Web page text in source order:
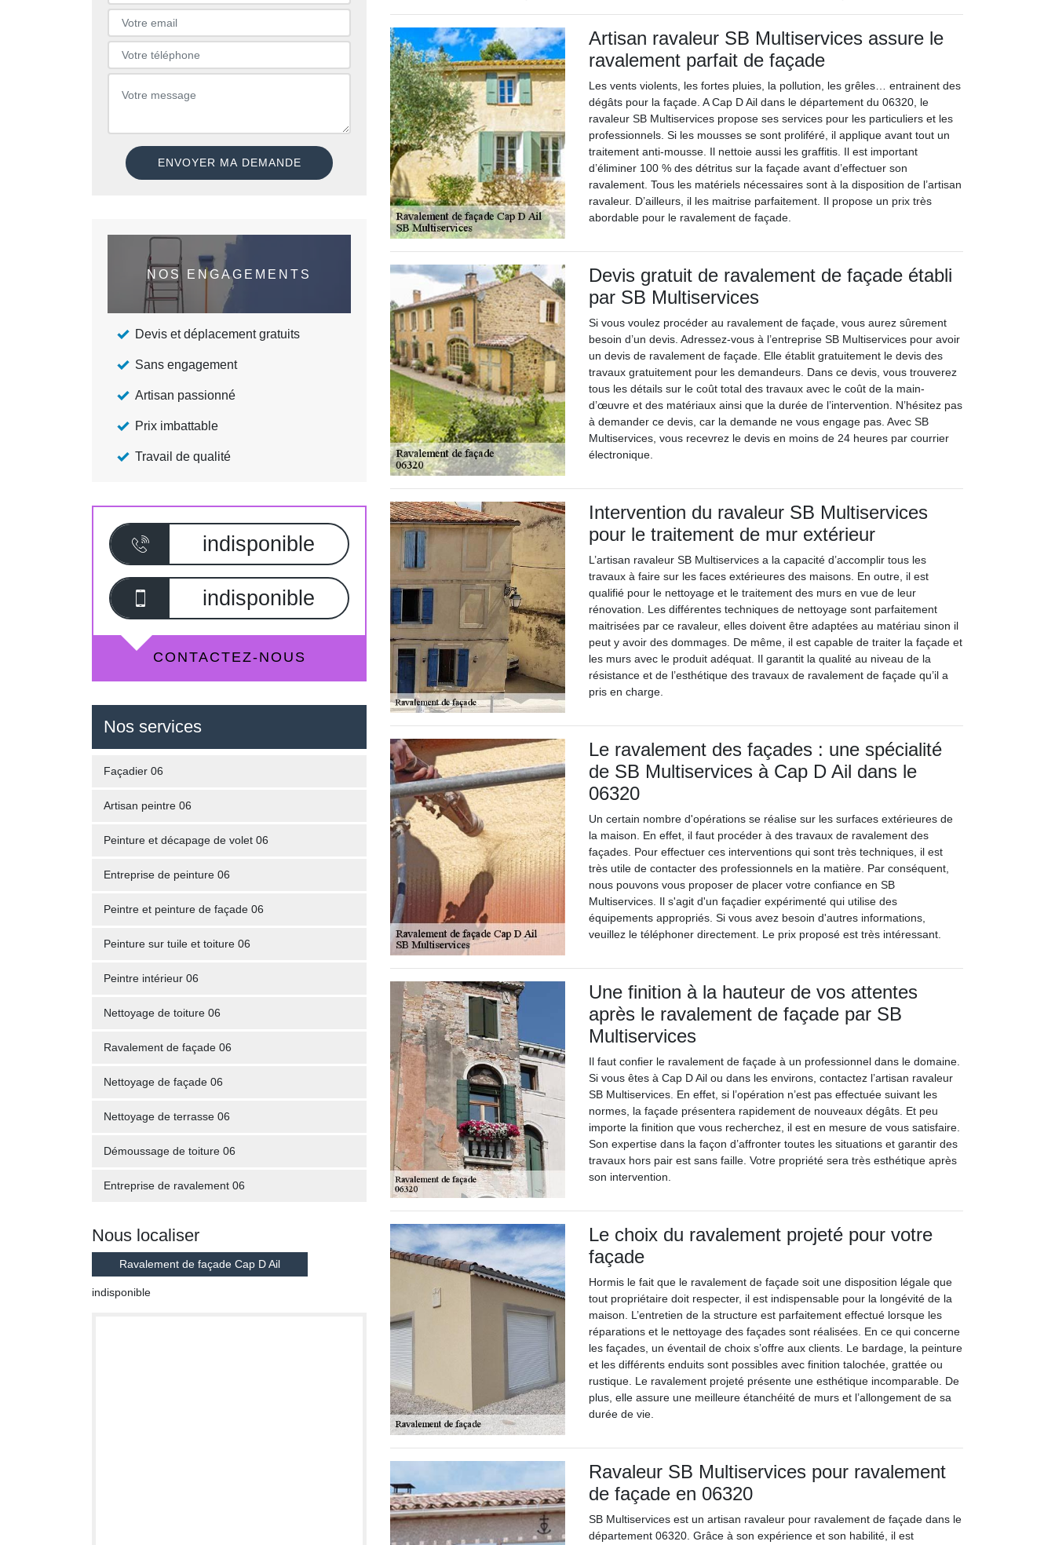
NOS ENGAGEMENTS
Devis et déplacement gratuits
Sans engagement
Artisan passionné
Prix imbattable
Travail de qualité
indisponible
indisponible
CONTACTEZ-NOUS
Nos services
Façadier 06
Artisan peintre 06
Peinture et décapage de volet 06
Entreprise de peinture 06
Peintre et peinture de façade 06
Peinture sur tuile et toiture 06
Peintre intérieur 06
Nettoyage de toiture 06
Ravalement de façade 06
Nettoyage de façade 06
Nettoyage de terrasse 06
Démoussage de toiture 06
Entreprise de ravalement 06
Nous localiser
Ravalement de façade Cap D Ail
indisponible
Artisan ravaleur SB Multiservices assure le
ravalement parfait de façade
Les vents violents, les fortes pluies, la pollution, les grêles… entrainent des
dégâts pour la façade. A Cap D Ail dans le département du 06320, le
ravaleur SB Multiservices propose ses services pour les particuliers et les
professionnels. Si les mousses se sont proliféré, il applique avant tout un
traitement anti-mousse. Il nettoie aussi les graffitis. Il est important
d’éliminer 100 % des détritus sur la façade avant d’effectuer son
ravalement. Tous les matériels nécessaires sont à la disposition de l’artisan
ravaleur. D’ailleurs, il les maitrise parfaitement. Il propose un prix très
abordable pour le ravalement de façade.
Devis gratuit de ravalement de façade établi
par SB Multiservices
Si vous voulez procéder au ravalement de façade, vous aurez sûrement
besoin d’un devis. Adressez-vous à l’entreprise SB Multiservices pour avoir
un devis de ravalement de façade. Elle établit gratuitement le devis des
travaux gratuitement pour les demandeurs. Dans ce devis, vous trouverez
tous les détails sur le coût total des travaux avec le coût de la main-
d’œuvre et des matériaux ainsi que la durée de l’intervention. N’hésitez pas
à demander ce devis, car la demande ne vous engage pas. Avec SB
Multiservices, vous recevrez le devis en moins de 24 heures par courrier
électronique.
Intervention du ravaleur SB Multiservices
pour le traitement de mur extérieur
L’artisan ravaleur SB Multiservices a la capacité d’accomplir tous les
travaux à faire sur les faces extérieures des maisons. En outre, il est
qualifié pour le nettoyage et le traitement des murs en vue de leur
rénovation. Les différentes techniques de nettoyage sont parfaitement
maitrisées par ce ravaleur, elles doivent être adaptées au matériau sinon il
peut y avoir des dommages. De même, il est capable de traiter la façade et
les murs avec le produit adéquat. Il garantit la qualité au niveau de la
résistance et de l’esthétique des travaux de ravalement de façade qu’il a
pris en charge.
Le ravalement des façades : une spécialité
de SB Multiservices à Cap D Ail dans le
06320
Un certain nombre d'opérations se réalise sur les surfaces extérieures de
la maison. En effet, il faut procéder à des travaux de ravalement des
façades. Pour effectuer ces interventions qui sont très techniques, il est
très utile de contacter des professionnels en la matière. Par conséquent,
nous pouvons vous proposer de placer votre confiance en SB
Multiservices. Il s'agit d'un façadier expérimenté qui utilise des
équipements appropriés. Si vous avez besoin d'autres informations,
veuillez le téléphoner directement. Le prix proposé est très intéressant.
Une finition à la hauteur de vos attentes
après le ravalement de façade par SB
Multiservices
Il faut confier le ravalement de façade à un professionnel dans le domaine.
Si vous êtes à Cap D Ail ou dans les environs, contactez l’artisan ravaleur
SB Multiservices. En effet, si l’opération n’est pas effectuée suivant les
normes, la façade présentera rapidement de nouveaux dégâts. Et peu
importe la finition que vous recherchez, il est en mesure de vous satisfaire.
Son expertise dans la façon d’affronter toutes les situations et garantir des
travaux hors pair est sans faille. Votre propriété sera très esthétique après
son intervention.
Le choix du ravalement projeté pour votre
façade
Hormis le fait que le ravalement de façade soit une disposition légale que
tout propriétaire doit respecter, il est indispensable pour la longévité de la
maison. L’entretien de la structure est parfaitement effectué lorsque les
réparations et le nettoyage des façades sont réalisées. En ce qui concerne
les façades, un éventail de choix s’offre aux clients. Le bardage, la peinture
et les différents enduits sont possibles avec finition talochée, grattée ou
rustique. Le ravalement projeté présente une esthétique incomparable. De
plus, elle assure une meilleure étanchéité de murs et l’allongement de sa
durée de vie.
Ravaleur SB Multiservices pour ravalement
de façade en 06320
SB Multiservices est un artisan ravaleur pour ravalement de façade dans le
département 06320. Grâce à son expérience et son habilité, il est